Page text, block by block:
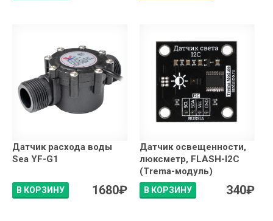
Датчик расхода воды
Sea YF-G1
В КОРЗИНУ 1680₽
Датчик освещенности,
люксметр, FLASH-I2C
(Trema-модуль)
В КОРЗИНУ 340₽